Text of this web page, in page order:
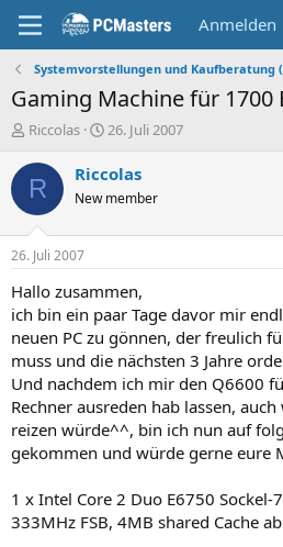
Anmelden
Systemvorstellungen und Kaufberatung
Gaming Machine für 1700
E
s
e
r
Riccolas
E
s
e
t
a
26. Juli 2007
R Riccolas
New member
26. Juli 2007
Hallo zusammen,
ich bin ein paar Tage davor mir
neuen PC zu gönnen, der freulich
muss und die nächsten 3 Jahre
Und nachdem ich mir den Q6600
Rechner ausreden hab lassen,
reizen würde^^, bin ich nun auf
gekommen und würde gerne eure
1 x Intel Core 2 Duo E6750 Sockel-
333MHz FSB, 4MB shared Cache